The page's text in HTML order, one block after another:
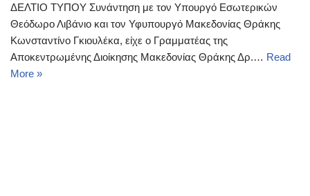
ΔΕΛΤΙΟ ΤΥΠΟΥ Συνάντηση με τον Υπουργό Εσωτερικών
Θεόδωρο Λιβάνιο και τον Υφυπουργό Μακεδονίας Θράκης
Κωνσταντίνο Γκιουλέκα, είχε ο Γραμματέας της
Αποκεντρωμένης Διοίκησης Μακεδονίας Θράκης Δρ.… Read
More »